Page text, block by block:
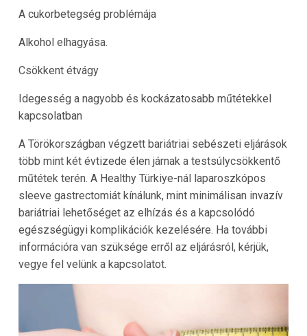
A cukorbetegség problémája
Alkohol elhagyása.
Csökkent étvágy
Idegesség a nagyobb és kockázatosabb műtétekkel
kapcsolatban
A Törökországban végzett bariátriai sebészeti eljárások
több mint két évtizede élen járnak a testsúlycsökkentő
műtétek terén. A Healthy Türkiye-nál laparoszkópos
sleeve gastrectomiát kínálunk, mint minimálisan invazív
bariátriai lehetőséget az elhízás és a kapcsolódó
egészségügyi komplikációk kezelésére. Ha további
információra van szüksége erről az eljárásról, kérjük,
vegye fel velünk a kapcsolatot.